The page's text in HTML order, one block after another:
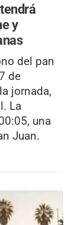
y
del pan
de
jornada,
La
una
Juan.